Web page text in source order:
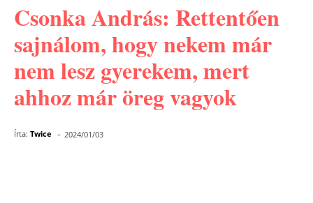
Csonka András: Rettentően
sajnálom, hogy nekem már
nem lesz gyerekem, mert
ahhoz már öreg vagyok
Írta: Twice - 2024/01/03